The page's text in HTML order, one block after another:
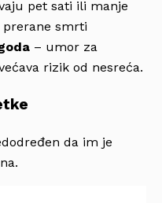
pet sati ili manje
prerane smrti
– umor za
rizik od nesreća.
da im je